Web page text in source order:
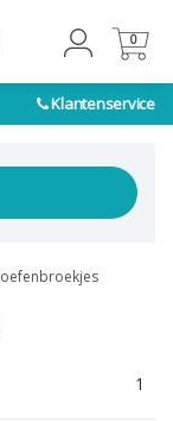
Klantenservice
0
0
1